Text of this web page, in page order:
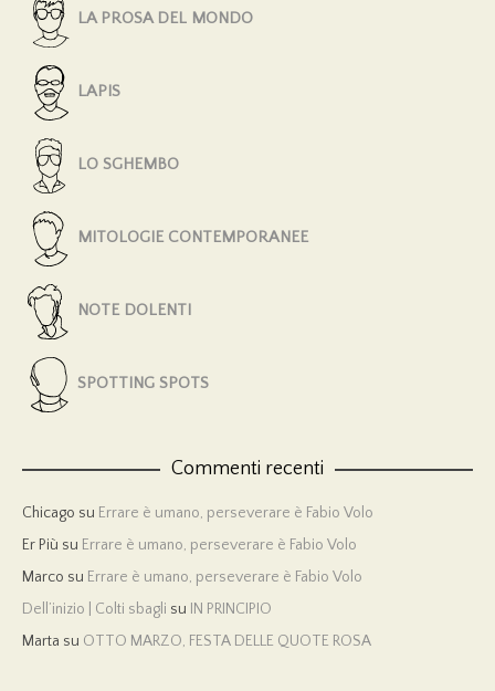
LA PROSA DEL MONDO
LAPIS
LO SGHEMBO
MITOLOGIE CONTEMPORANEE
NOTE DOLENTI
SPOTTING SPOTS
Commenti recenti
Chicago su Errare è umano, perseverare è Fabio Volo
Er Più su Errare è umano, perseverare è Fabio Volo
Marco su Errare è umano, perseverare è Fabio Volo
Dell’inizio | Colti sbagli su IN PRINCIPIO
Marta su OTTO MARZO, FESTA DELLE QUOTE ROSA